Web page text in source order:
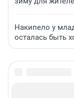
Накипело у
осталась быть